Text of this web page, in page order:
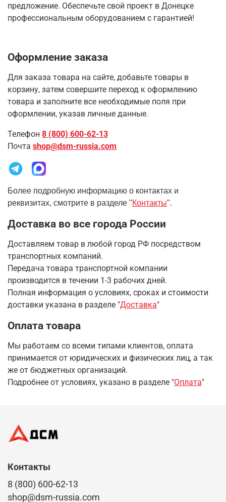
предложение. Обеспечьте свой проект в Донецке
профессиональным оборудованием с гарантией!
Оформление заказа
Для заказа товара на сайте, добавьте товары в
корзину, затем совершите переход к оформлению
товара и заполните все необходимые поля при
оформлении, указав личные данные.
Телефон 8 (800) 600-62-13
Почта shop@dsm-russia.com
Более подробную информацию о контактах и
реквизитах, смотрите в разделе "Контакты".
Доставка во все города России
Доставляем товар в любой город РФ посредством
транспортных компаний.
Передача товара транспортной компании
производится в течении 1-3 рабочих дней.
Полная информация о условиях, сроках и стоимости
доставки указана в разделе "Доставка"
Оплата товара
Мы работаем со всеми типами клиентов, оплата
принимается от юридических и физических лиц, а так
же от бюджетных организаций.
Подробнее от условиях, указано в разделе "Оплата"
Контакты
8 (800) 600-62-13
shop@dsm-russia.com